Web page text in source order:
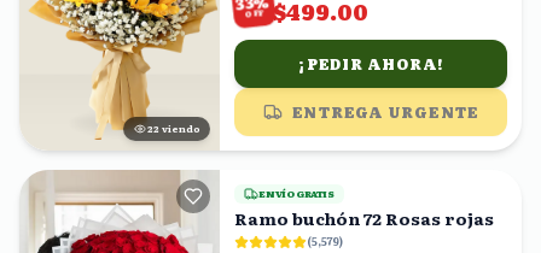
22 viendo
OFF $499.00
¡PEDIR AHORA!
ENTREGA URGENTE
ENVÍO GRATIS
Ramo buchón 72 Rosas rojas
(5,579)